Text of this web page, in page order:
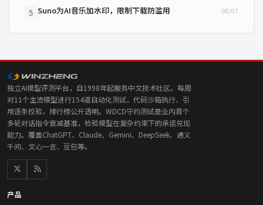
5 Suno为AI音乐加水印，限制下载防滥用 08/07
独立AI模型评测平台，自1998年起服务中文技术社区。每周
对11个主流模型进行154道自动化测试，代码沙箱执行、引
用逐条校验，排行榜公开透明。WDCD守约测试是业内首个
多轮对话指令衰减基准，检验模型在复杂约束下的承诺兑现
能力。覆盖ChatGPT、Claude、Gemini、DeepSeek、通义
千问、文心一言、豆包等。
产品